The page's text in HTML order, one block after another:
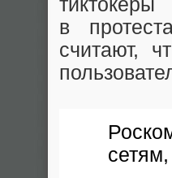
в
считают,
сетям,